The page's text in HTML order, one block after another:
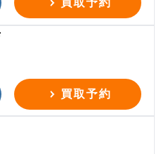
買取予約
買取予約